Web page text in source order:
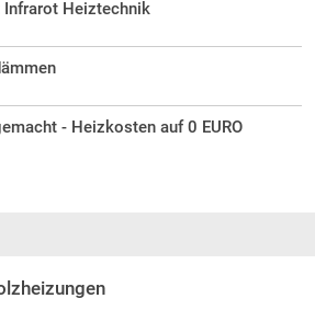
Infrarot Heiztechnik
- Heizkosten auf 0 EURO